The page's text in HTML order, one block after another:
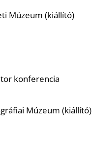
Múzeum (kiállító)
konferencia
Múzeum (kiállító)